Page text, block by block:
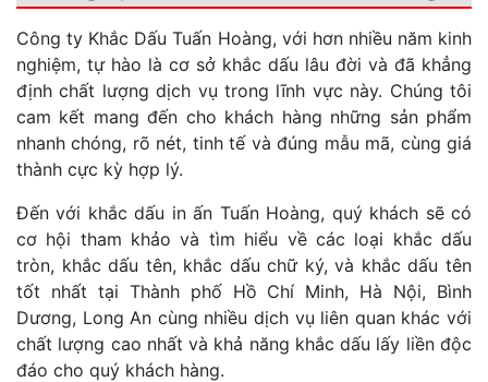
Công ty Khắc Dấu Tuấn Hoàng, với hơn nhiều năm kinh
nghiệm, tự hào là cơ sở khắc dấu lâu đời và đã khẳng
định chất lượng dịch vụ trong lĩnh vực này. Chúng tôi
cam kết mang đến cho khách hàng những sản phẩm
nhanh chóng, rõ nét, tinh tế và đúng mẫu mã, cùng giá
thành cực kỳ hợp lý.
Đến với khắc dấu in ấn Tuấn Hoàng, quý khách sẽ có
cơ hội tham khảo và tìm hiểu về các loại khắc dấu
tròn, khắc dấu tên, khắc dấu chữ ký, và khắc dấu tên
tốt nhất tại Thành phố Hồ Chí Minh, Hà Nội, Bình
Dương, Long An cùng nhiều dịch vụ liên quan khác với
chất lượng cao nhất và khả năng khắc dấu lấy liền độc
đáo cho quý khách hàng.